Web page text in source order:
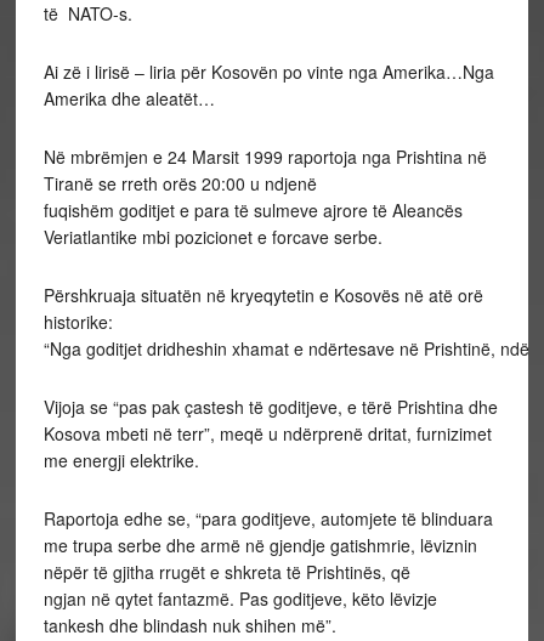
të NATO-s.
Ai zë i lirisë – liria për Kosovën po vinte nga Amerika…Nga
Amerika dhe aleatët…
Në mbrëmjen e 24 Marsit 1999 raportoja nga Prishtina në
Tiranë se rreth orës 20:00 u ndjenë
fuqishëm goditjet e para të sulmeve ajrore të Aleancës
Veriatlantike mbi pozicionet e forcave serbe.
Përshkruaja situatën në kryeqytetin e Kosovës në atë orë
historike:
“Nga goditjet dridheshin xhamat e ndërtesave në Prishtinë,
Vijoja se “pas pak çastesh të goditjeve, e tërë Prishtina dhe
Kosova mbeti në terr”, meqë u ndërprenë dritat, furnizimet
me energji elektrike.
Raportoja edhe se, “para goditjeve, automjete të blinduara
me trupa serbe dhe armë në gjendje gatishmrie, lëviznin
nëpër të gjitha rrugët e shkreta të Prishtinës, që
ngjan në qytet fantazmë. Pas goditjeve, këto lëvizje
tankesh dhe blindash nuk shihen më”.